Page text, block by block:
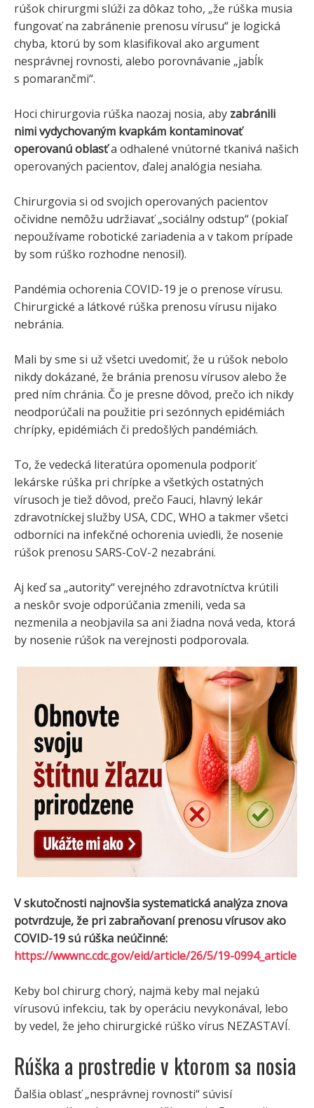
rúšok chirurgmi slúži za dôkaz toho, „že rúška musia
fungovať na zabránenie prenosu vírusu“ je logická
chyba, ktorú by som klasifikoval ako argument
nesprávnej rovnosti, alebo porovnávanie „jabĺk
s pomarančmi“.
Hoci chirurgovia rúška naozaj nosia, aby zabránili
nimi vydychovaným kvapkám kontaminovať
operovanú oblasťa odhalené vnútorné tkanivá našich
operovaných pacientov, ďalej analógia nesiaha.
Chirurgovia si od svojich operovaných pacientov
očividne nemôžu udržiavať „sociálny odstup“ (pokiaľ
nepoužívame robotické zariadenia a v takom prípade
by som rúško rozhodne nenosil).
Pandémia ochorenia COVID-19 je o prenose vírusu.
Chirurgické a látkové rúška prenosu vírusu nijako
nebránia.
Mali by sme si už všetci uvedomiť, že u rúšok nebolo
nikdy dokázané, že bránia prenosu vírusov alebo že
pred ním chránia. Čo je presne dôvod, prečo ich nikdy
neodporúčali na použitie pri sezónnych epidémiách
chrípky, epidémiách či predošlých pandémiách.
To, že vedecká literatúra opomenula podporiť
lekárske rúška pri chrípke a všetkých ostatných
vírusoch je tiež dôvod, prečo Fauci, hlavný lekár
zdravotníckej služby USA, CDC, WHO a takmer všetci
odborníci na infekčné ochorenia uviedli, že nosenie
rúšok prenosu SARS-CoV-2 nezabráni.
Aj keď sa „autority“ verejného zdravotníctva krútili
a neskôr svoje odporúčania zmenili, veda sa
nezmenila a neobjavila sa ani žiadna nová veda, ktorá
by nosenie rúšok na verejnosti podporovala.
V skutočnosti najnovšia systematická analýza znova
potvrdzuje, že pri zabraňovaní prenosu vírusov ako
COVID-19 sú rúška neúčinné:
https://wwwnc.cdc.gov/eid/article/26/5/19-0994_article
Keby bol chirurg chorý, najmä keby mal nejakú
vírusovú infekciu, tak by operáciu nevykonával, lebo
by vedel, že jeho chirurgické rúško vírus NEZASTAVÍ.
Rúška a prostredie v ktorom sa nosia
Ďalšia oblasť „nesprávnej rovnosti“ súvisí